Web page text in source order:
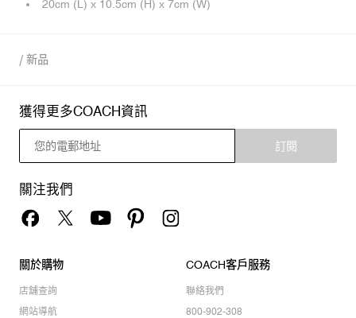
20cm (L) x 10.5cm (H) x 7cm (W)
/ 新品
獲得更多COACH資訊
訂閱
關注我們
關於購物
店舖查詢
網站導航
COACH客戶服務
聯絡我們
800-902-308